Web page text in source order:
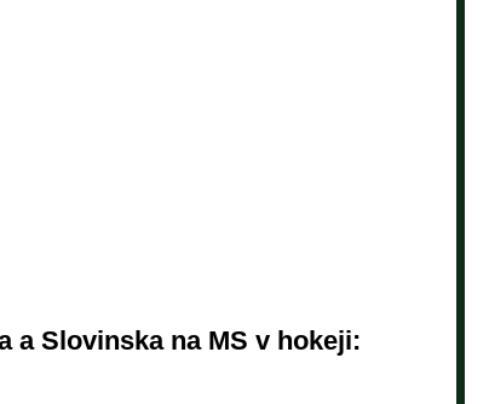
a Slovinska na MS v hokeji: